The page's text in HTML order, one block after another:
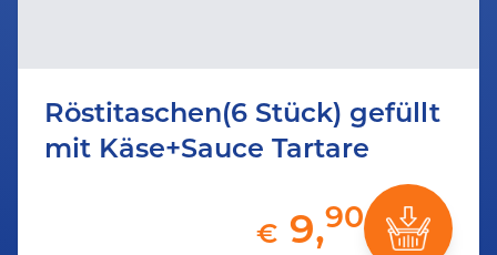
Röstitaschen(6 Stück) gefüllt
mit Käse+Sauce Tartare
€ 9,90